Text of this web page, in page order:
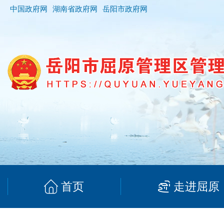
中国政府网 湖南省政府网 岳阳市政府网
首页 走进屈原